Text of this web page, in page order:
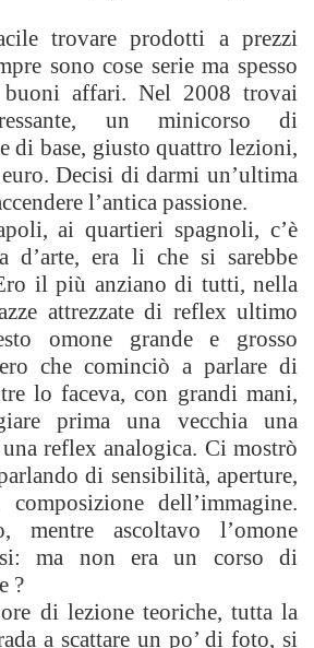
trovare prodotti a prezzi
sono cose serie ma spesso
affari. Nel 2008 trovai
un minicorso di
di base, giusto quattro lezioni,
Decisi di darmi un’ultima
l’antica passione.
ai quartieri spagnoli, c’è
d’arte, era li che si sarebbe
il più anziano di tutti, nella
attrezzate di reflex ultimo
omone grande e grosso
che cominciò a parlare di
lo faceva, con grandi mani,
prima una vecchia una
reflex analogica. Ci mostrò
di sensibilità, aperture,
dell’immagine.
mentre ascoltavo l’omone
ma non era un corso di
?
di lezione teoriche, tutta la
a scattare un po’ di foto, si